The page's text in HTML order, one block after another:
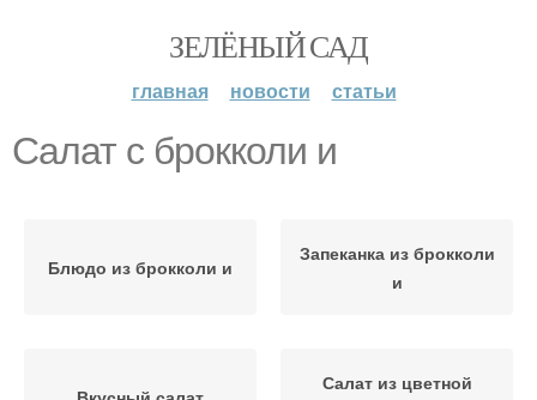
ЗЕЛЁНЫЙ САД
главная новости статьи
Салат с брокколи и
Блюдо из брокколи и
Запеканка из брокколи
и
Салат из цветной